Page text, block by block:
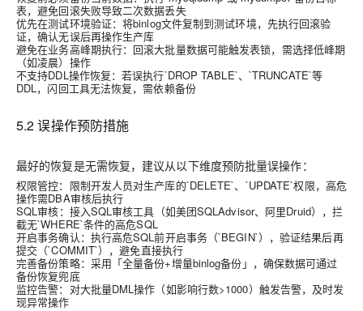
表，避免回滚失败导致二次数据丢失
优先在测试环境验证：将binlog文件复制到测试环境，先执行回滚验
证，确认无误后再操作生产库
避免在业务高峰期执行：回滚大批量数据可能触发表锁，需选择低峰期
（如凌晨）操作
不支持DDL操作恢复：若误执行`DROP TABLE`、`TRUNCATE`等
DDL，闪回工具无法恢复，需依赖备份
5.2 误操作预防措施
最好的恢复是无需恢复，建议从以下维度预防批量误操作：
权限管控：限制开发人员对生产库的`DELETE`、`UPDATE`权限，高危
操作需DBA审核后执行
SQL审核：接入SQL审核工具（如美团SQLAdvisor、阿里Druid），拦
截无`WHERE`条件的高危SQL
开启事务确认：执行高危SQL前开启事务（`BEGIN`），验证结果后再
提交（`COMMIT`），避免直接执行
完善备份策略：采用「全量备份+增量binlog备份」，确保数据可通过
备份恢复兜底
监控告警：对大批量DML操作（如影响行数>1000）触发告警，及时发
现异常操作